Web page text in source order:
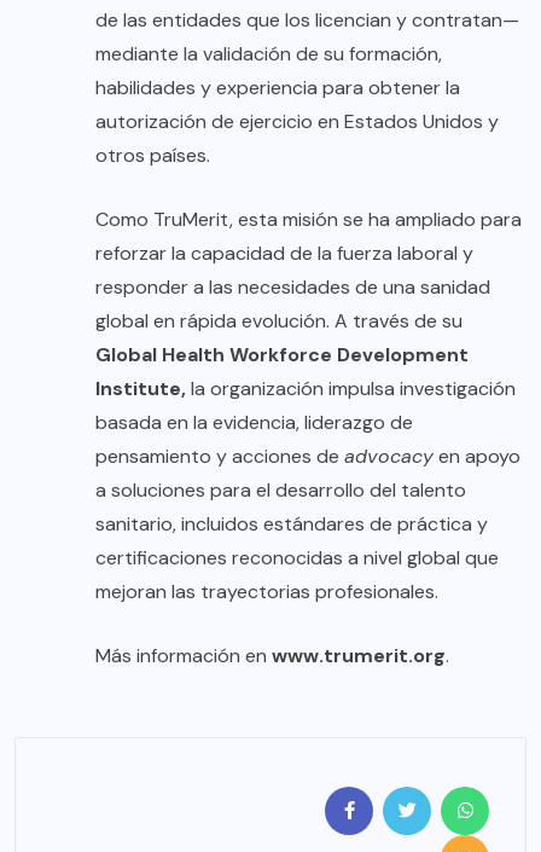
de las entidades que los licencian y contratan—
mediante la validación de su formación,
habilidades y experiencia para obtener la
autorización de ejercicio en Estados Unidos y
otros países.
Como TruMerit, esta misión se ha ampliado para
reforzar la capacidad de la fuerza laboral y
responder a las necesidades de una sanidad
global en rápida evolución. A través de su
Global Health Workforce Development
Institute,la organización impulsa investigación
basada en la evidencia, liderazgo de
pensamiento y acciones de advocacyen apoyo
a soluciones para el desarrollo del talento
sanitario, incluidos estándares de práctica y
certificaciones reconocidas a nivel global que
mejoran las trayectorias profesionales.
Más información en www.trumerit.org.